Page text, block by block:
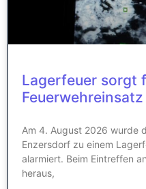
Lagerfeuer sorgt
Feuerwehreinsatz
Am 4. August 2026 wurde
Enzersdorf zu einem
alarmiert. Beim Eintreffen
heraus,